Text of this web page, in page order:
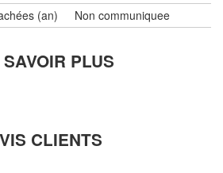
(an)
Non communiquee
PLUS
CLIENTS